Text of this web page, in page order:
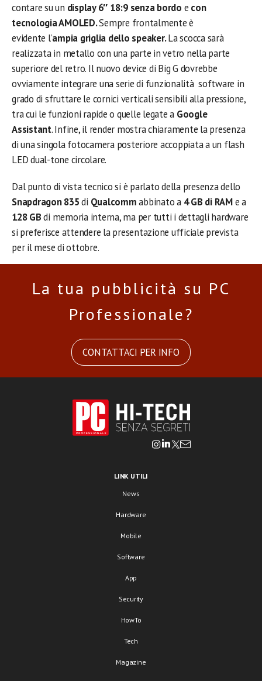
contare su un display 6″ 18:9 senza bordo e con
tecnologia AMOLED.Sempre frontalmente è
evidente l’ampia griglia dello speaker.La scocca sarà
realizzata in metallo con una parte in vetro nella parte
superiore del retro. Il nuovo device di Big G dovrebbe
ovviamente integrare una serie di funzionalità software in
grado di sfruttare le cornici verticali sensibili alla pressione,
tra cui le funzioni rapide o quelle legate a Google
Assistant. Infine, il render mostra chiaramente la presenza
di una singola fotocamera posteriore accoppiata a un flash
LED dual-tone circolare.
Dal punto di vista tecnico si è parlato della presenza dello
Snapdragon 835di Qualcommabbinato a 4 GB di RAMe a
128 GBdi memoria interna, ma per tutti i dettagli hardware
si preferisce attendere la presentazione ufficiale prevista
per il mese di ottobre.
La tua pubblicità su PC
Professionale?
CONTATTACI PER INFO
LINK UTILI
News
Hardware
Mobile
Software
App
Security
HowTo
Tech
Magazine